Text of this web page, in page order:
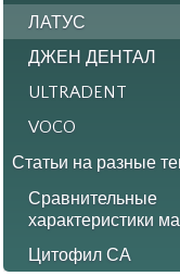
ЛАТУС
ДЖЕН ДЕНТАЛ
ULTRADENT
VOCO
Статьи на разные
Сравнительные
характеристики
Цитофил СА